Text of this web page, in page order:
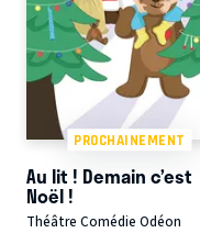
PROCHAINEMENT
Au lit ! Demain c’est
Noël !
Théâtre Comédie Odéon